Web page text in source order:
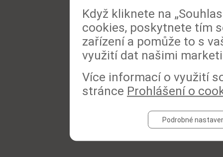
Když kliknete na
cookies, poskytnete tím
zařízení a pomůže to s
využití dat našimi
Více informací o využití
stránce Prohlášení o
Podrobné